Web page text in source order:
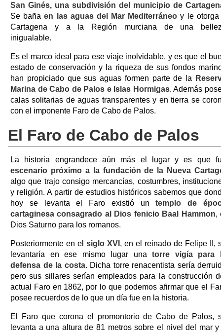
San Ginés, una subdivisión del municipio de
Se bañaen las aguas del Mar Mediterráneo y le otorga
Cartagena y a la Región murciana de una
inigualable.
Es el marco ideal para ese viaje inolvidable, y es que el
estado de conservación y la riqueza de sus fondos
han propiciado que sus aguas formen parte de la
Marina de Cabo de Palos e Islas Hormigas. Además
calas solitarias de aguas transparentes y en tierra se
con el imponente Faro de Cabo de Palos.
El Faro de Cabo de Palos
La historia engrandece aún más el lugar y es que
escenario próximo a la fundación de la Nueva
algo que trajo consigo mercancías, costumbres,
y religión. A partir de estudios históricos sabemos que
hoy se levanta el Faro existió untemplo de
cartaginesa consagrado al Dios fenicio Baal Hammon,
Dios Saturno para los romanos.
Posteriormente en el siglo XVI , en el reinado de Felipe II,
levantaría en ese mismo lugar unatorre vigía para
defensa de la costa. Dicha torre renacentista sería
pero sus sillares serían empleados para la construcción
actual Faro en 1862, por lo que podemos afirmar que el
posee recuerdos de lo que un día fue en la historia.
El Faro que corona el promontorio de Cabo de Palos,
levanta a una altura de 81 metros sobre el nivel del mar y